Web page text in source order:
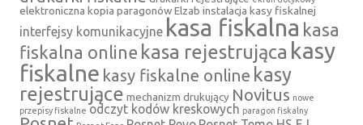
elektroniczna kopia paragonówElzab instalacja kasy fiskalnej
interfejsy komunikacyjne kasa fiskalna kasa
fiskalna online kasa rejestrująca kasy
fiskalne kasy fiskalne online kasy
rejestrujące mechanizm drukujący Novitus nowe
przepisy fiskalne odczyt kodów kreskowych paragon fiskalny